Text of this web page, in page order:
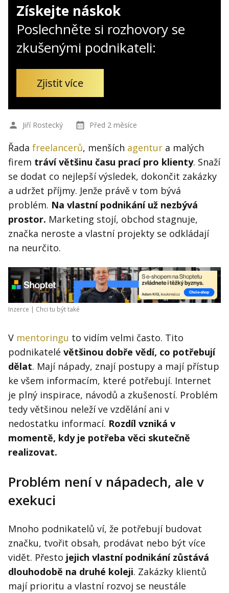
Získejte náskok
Poslechněte si rozhovory se
zkušenými podnikateli:
Zjistit více
Jiří Rostecký Před 2 měsíce
Řada freelancerů, menších agentur a malých
firem tráví většinu času prací pro klienty. Snaží
se dodat co nejlepší výsledek, dokončit zakázky
a udržet příjmy. Jenže právě v tom bývá
problém. Na vlastní podnikání už nezbývá
prostor. Marketing stojí, obchod stagnuje,
značka neroste a vlastní projekty se odkládají
na neurčito.
Inzerce | Chci tu být také
V mentoringu to vidím velmi často. Tito
podnikatelé většinou dobře vědí, co potřebují
dělat. Mají nápady, znají postupy a mají přístup
ke všem informacím, které potřebují. Internet
je plný inspirace, návodů a zkušeností. Problém
tedy většinou neleží ve vzdělání ani v
nedostatku informací. Rozdíl vzniká v
momentě, kdy je potřeba věci skutečně
realizovat.
Problém není v nápadech, ale v
exekuci
Mnoho podnikatelů ví, že potřebují budovat
značku, tvořit obsah, prodávat nebo být více
vidět. Přesto jejich vlastní podnikání zůstává
dlouhodobě na druhé koleji. Zakázky klientů
mají prioritu a vlastní rozvoj se neustále